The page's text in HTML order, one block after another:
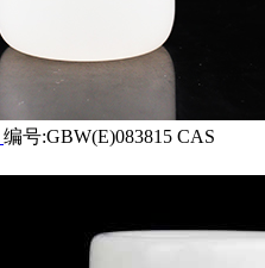
编号:GBW(E)083815 CAS